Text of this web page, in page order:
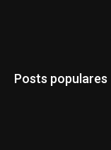
Posts populares